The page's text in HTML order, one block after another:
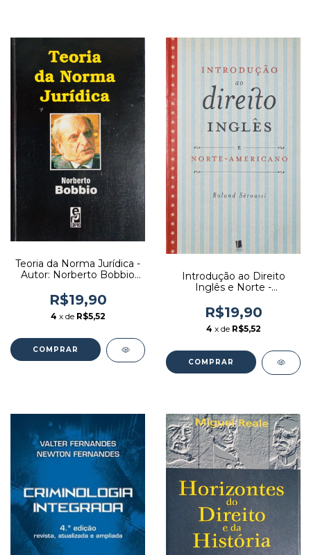
Teoria da Norma Jurídica -
Autor: Norberto Bobbio
R$19,90
4 x de R$5,52
Introdução ao Direito
Inglês e Norte -
Sèroussi (2001) [usado]
R$19,90
4 x de R$5,52